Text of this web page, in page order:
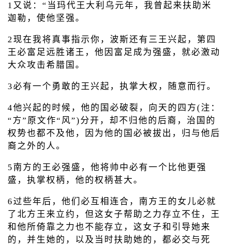
1又说：“当玛代王大利乌元年，我曾起来扶助米
迦勒，使他坚强。
2现在我将真事指示你，波斯还有三王兴起，第四
王必富足远胜诸王，他因富足成为强盛，就必激动
大众攻击希腊国。
3必有一个勇敢的王兴起，执掌大权，随意而行。
4他兴起的时候，他的国必破裂，向天的四方(注：
“方”原文作“风”)分开，却不归他的后裔，治国的
权势也都不及他，因为他的国必被拔出，归与他后
裔之外的人。
5南方的王必强盛，他将帅中必有一个比他更强
盛，执掌权柄，他的权柄甚大。
6过些年后，他们必互相连合，南方王的女儿必就
了北方王来立约，但这女子帮助之力存立不住，王
和他所倚靠之力也不能存立，这女子和引导她来
的，并生她的，以及当时扶助她的，都必交与死